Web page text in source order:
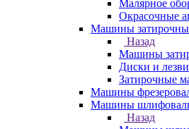
Малярное
Окрасочные
Машины
Назад
Машины
Диски и
Затирочные
Машины
Машины
Назад